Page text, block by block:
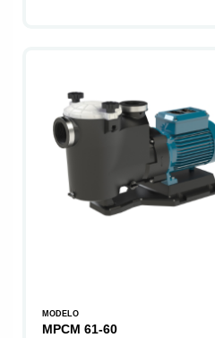
MODELO
MPCM 61-60